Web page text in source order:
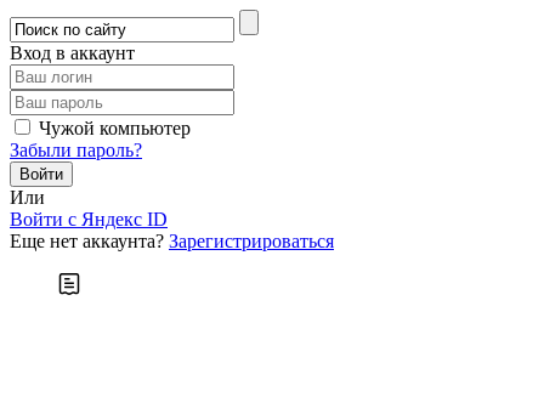
Вход в аккаунт
Чужой компьютер
Забыли пароль?
Или
Войти c Яндекс ID
Еще нет аккаунта? Зарегистрироваться